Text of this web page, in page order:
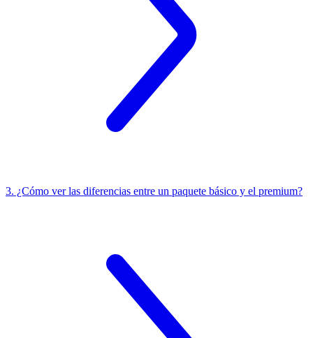
3. ¿Cómo ver las diferencias entre un paquete básico y el premium?